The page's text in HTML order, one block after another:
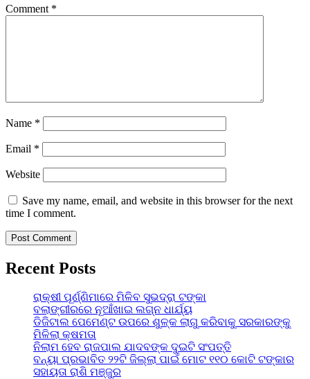
Comment *
Name *
Email *
Website
Save my name, email, and website in this browser for the next
time I comment.
Recent Posts
ରାକ୍ଷୀ ପୂର୍ଣ୍ଣିମାରେ ମିଳିବ ସୁଭଦ୍ରା ଟଙ୍କା
ବଲାଙ୍ଗୀରରେ ନୂଆଁଖାଇ ଲଗ୍ନ ଧାର୍ଯ୍ୟ
ଡିଜିଟାଲ ପେମେଣ୍ଟ ଉପରେ ଶୁଳ୍କ ଲାଗୁ କରିବାକୁ ସରକାରଙ୍କୁ
ମିଳିଲା କ୍ଷମତା
ନିଲାମ ହେବ ରାଜପାଲ ଯାଦବଙ୍କ ଦୁଇଟି ସଂପତ୍ତି
ବନ୍ୟା ପ୍ରଭାବିତ ୨୨ଟି ଜିଲ୍ଲା ପାଇଁ ମୋଟ ୧୧୦ କୋଟି ଟଙ୍କାର
ସହାୟତା ରାଶି ମଞ୍ଜୁର